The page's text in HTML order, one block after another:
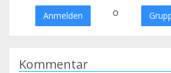
Anmelden o
Kommentar